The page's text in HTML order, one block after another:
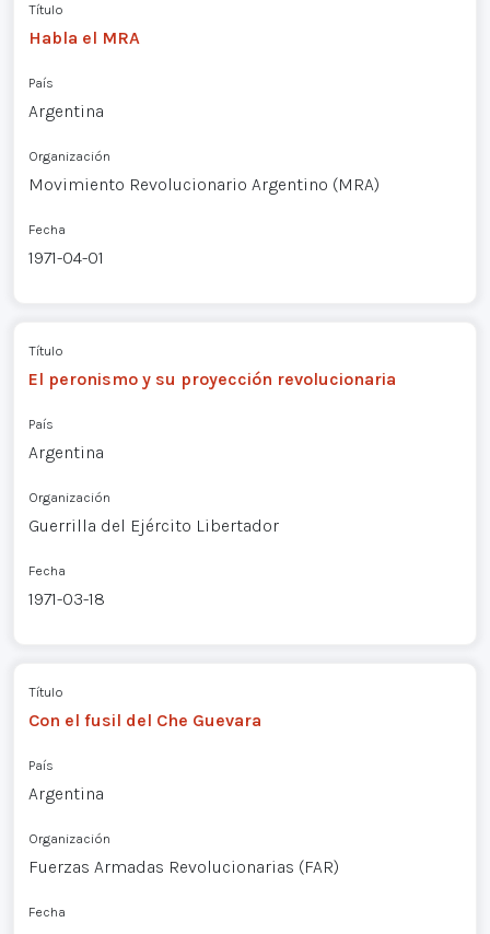
Título
Habla el MRA
País
Argentina
Organización
Movimiento Revolucionario Argentino (MRA)
Fecha
1971-04-01
Título
El peronismo y su proyección revolucionaria
País
Argentina
Organización
Guerrilla del Ejército Libertador
Fecha
1971-03-18
Título
Con el fusil del Che Guevara
País
Argentina
Organización
Fuerzas Armadas Revolucionarias (FAR)
Fecha